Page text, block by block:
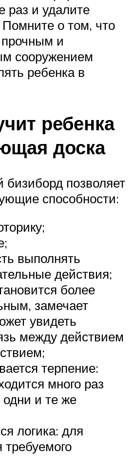
раз и удалите
Помните о том, что
и
сооружением
ребенка в
ребенка
доска
позволяет
способности:
выполнять
действия;
более
замечает
увидеть
между действием
терпение:
много раз
одни и те же
логика: для
требуемого